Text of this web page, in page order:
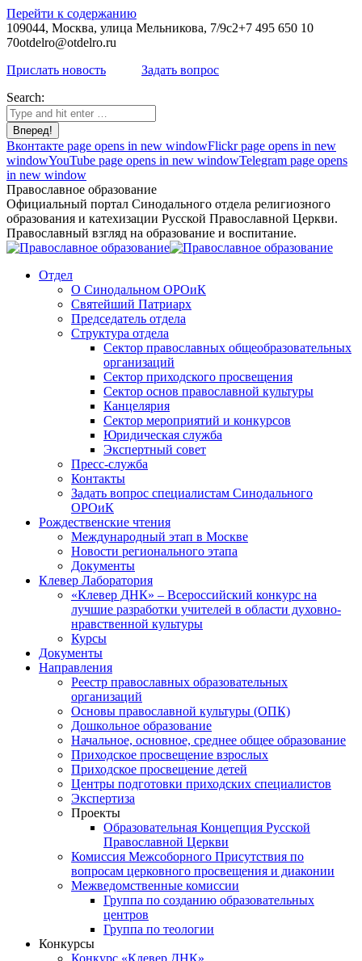
Перейти к содержанию
109044, Москва, улица Мельникова, 7/9с2+7 495 650 10
70otdelro@otdelro.ru
Прислать новость
Задать вопрос
Search:
Вконтакте page opens in new windowFlickr page opens in new
windowYouTube page opens in new windowTelegram page opens
in new window
Православное образование
Официальный портал Синодального отдела религиозного
образования и катехизации Русской Православной Церкви.
Православный взгляд на образование и воспитание.
Отдел
О Синодальном ОРОиК
Святейший Патриарх
Председатель отдела
Структура отдела
Сектор православных общеобразовательных
организаций
Сектор приходского просвещения
Сектор основ православной культуры
Канцелярия
Сектор мероприятий и конкурсов
Юридическая служба
Экспертный совет
Пресс-служба
Контакты
Задать вопрос специалистам Синодального
ОРОиК
Рождественские чтения
Международный этап в Москве
Новости регионального этапа
Документы
Клевер Лаборатория
«Клевер ДНК» – Всероссийский конкурс на
лучшие разработки учителей в области духовно-
нравственной культуры
Курсы
Документы
Направления
Реестр православных образовательных
организаций
Основы православной культуры (ОПК)
Дошкольное образование
Начальное, основное, среднее общее образование
Приходское просвещение взрослых
Приходское просвещение детей
Центры подготовки приходских специалистов
Экспертиза
Проекты
Образовательная Концепция Русской
Православной Церкви
Комиссия Межсоборного Присутствия по
вопросам церковного просвещения и диаконии
Межведомственные комиссии
Группа по созданию образовательных
центров
Группа по теологии
Конкурсы
Конкурс «Клевер ДНК»